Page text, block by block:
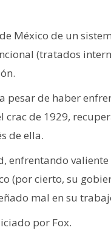
México de un
(tratados
pesar de haber
crac de 1929,
de ella.
enfrentando
(por cierto, su
mal en su
por Fox.